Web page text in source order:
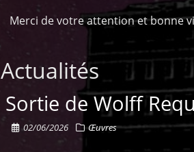
Merci de votre attention et bonne
Actualités
Sortie de Wolff
02/06/2026 Œuvres